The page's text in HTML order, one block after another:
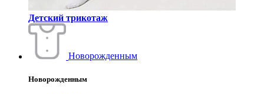
Детский трикотаж
Новорожденным
Новорожденным